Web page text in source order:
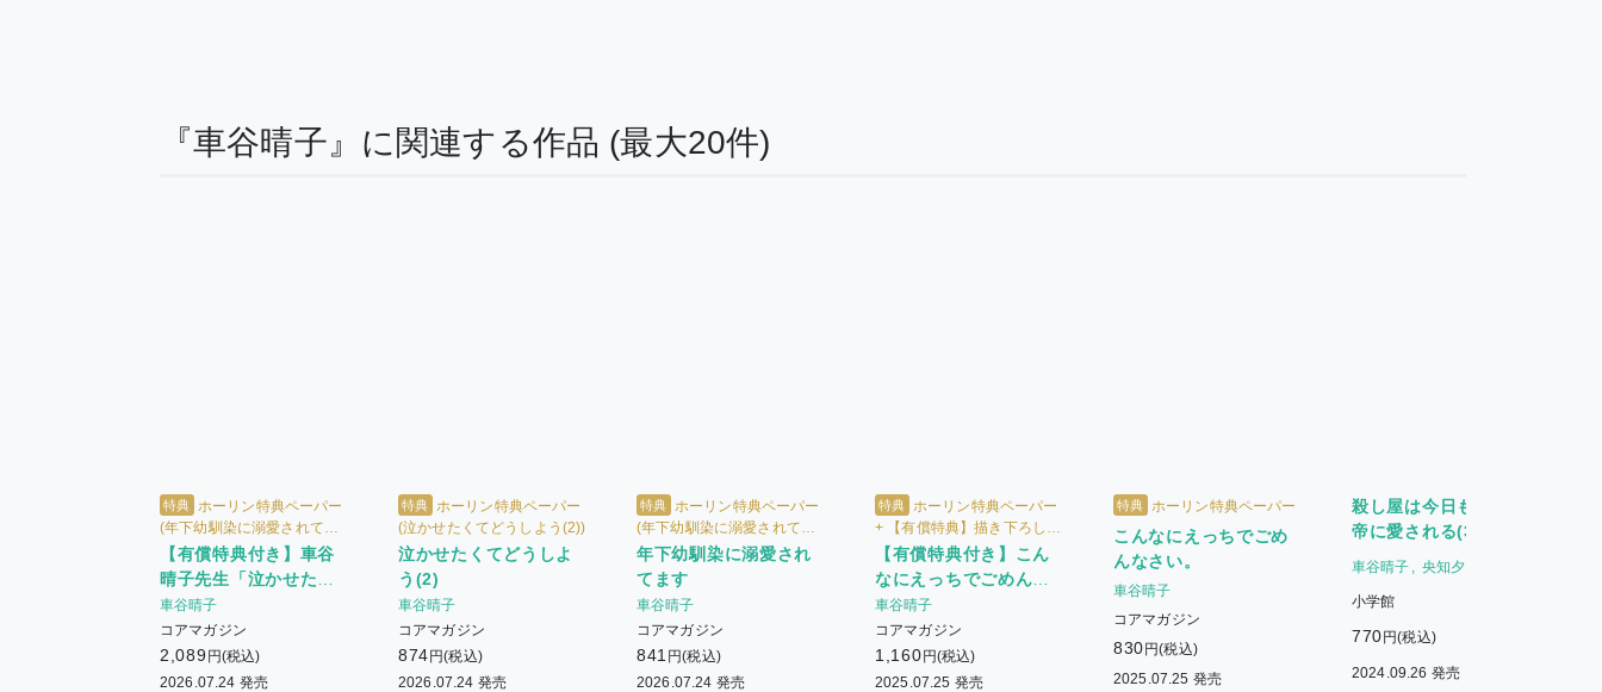
『車谷晴子』に関連する作品 (最大20件)
特典 ホーリン特典ペーパー
(年下幼馴染に溺愛されてま
す) + ホーリン特典ペーパー
(泣かせたくてどうしよう(2))
+ 【有償特典】描き下ろし
12P小冊子
【有償特典付き】車谷
晴子先生「泣かせたく
てどうしよう(2)」「年
下幼馴染に溺愛されて
ます」2冊セット
車谷晴子
コアマガジン
2,089 円(税込)
2026.07.24 発売
特典 ホーリン特典ペーパー
(泣かせたくてどうしよう(2))
泣かせたくてどうしよ
う(2)
車谷晴子
コアマガジン
874 円(税込)
2026.07.24 発売
特典 ホーリン特典ペーパー
(年下幼馴染に溺愛されてま
す)
年下幼馴染に溺愛され
てます
車谷晴子
コアマガジン
841 円(税込)
2026.07.24 発売
特典 ホーリン特典ペーパー
+ 【有償特典】描き下ろし
12P小冊子
【有償特典付き】こん
なにえっちでごめんな
さい。
車谷晴子
コアマガジン
1,160 円(税込)
2025.07.25 発売
特典 ホーリン特典ペーパー
こんなにえっちでごめ
んなさい。
車谷晴子
コアマガジン
830 円(税込)
2025.07.25 発売
殺し屋は今日も冷徹皇
帝に愛される(3)
車谷晴子 央知夕
小学館
770 円(税込)
2024.09.26 発売